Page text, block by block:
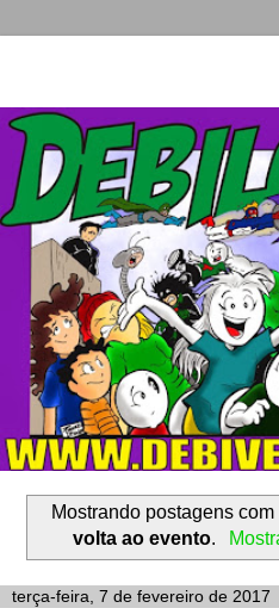
Mostrando postagens
volta ao evento.
terça-feira, 7 de fevereiro de 2017